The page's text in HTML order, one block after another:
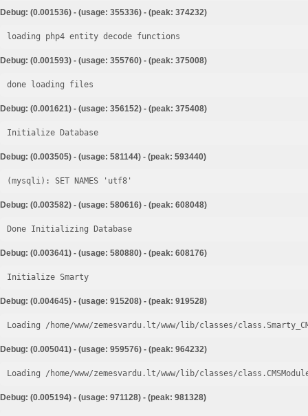
Debug: (0.001536) - (usage: 355336) - (peak: 374232)
loading php4 entity decode functions
Debug: (0.001593) - (usage: 355760) - (peak: 375008)
done loading files
Debug: (0.001621) - (usage: 356152) - (peak: 375408)
Initialize Database
Debug: (0.003505) - (usage: 581144) - (peak: 593440)
Debug: (0.003582) - (usage: 580616) - (peak: 608048)
Done Initializing Database
Debug: (0.003641) - (usage: 580880) - (peak: 608176)
Initialize Smarty
Debug: (0.004645) - (usage: 915208) - (peak: 919528)
Loading /home/www/zemesvardu.lt/www/lib/classes/
Debug: (0.005041) - (usage: 959576) - (peak: 964232)
Loading /home/www/zemesvardu.lt/www/lib/classes/
Debug: (0.005194) - (usage: 971128) - (peak: 981328)